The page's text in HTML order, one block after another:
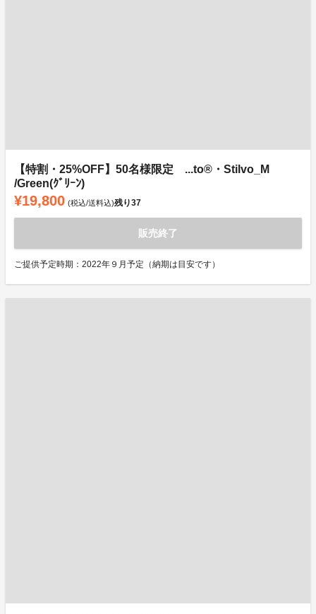
【特割・25%OFF】50名様限定 ...to®・Stilvo_M
/Green(ｸﾞﾘｰﾝ)
¥19,800 (税込/送料込)残り37
販売終了
ご提供予定時期：2022年９月予定（納期は目安です）